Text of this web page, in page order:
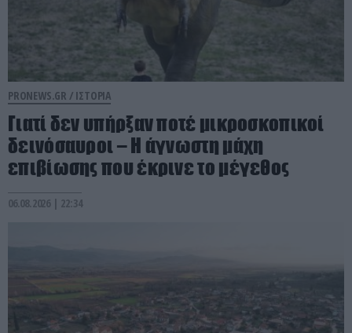
PRONEWS.GR / ΙΣΤΟΡΙΑ
Γιατί δεν υπήρξαν ποτέ μικροσκοπικοί
δεινόσαυροι – Η άγνωστη μάχη
επιβίωσης που έκρινε το μέγεθος
06.08.2026 | 22:34